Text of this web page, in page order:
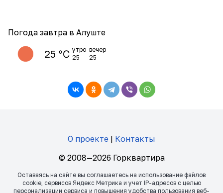
Погода завтра в Алуште
25 ℃ утро
25
вечер
25
О проекте | Контакты
© 2008—2026 Горквартира
Оставаясь на сайте вы соглашаетесь на использование файлов
сookie, сервисов Яндекс Метрика и учет IP-адресов с целью
персонализации сервиса и повышения удобства пользования веб-